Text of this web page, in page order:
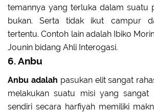
temannya yang terluka dalam suatu
bukan. Serta tidak ikut campur
tertentu. Contoh lain adalah Ibiko
Jounin bidang Ahli Interogasi.
6. Anbu
Anbu adalah pasukan elit sangat
melakukan suatu misi yang sangat
sendiri secara harfiyah memiliki